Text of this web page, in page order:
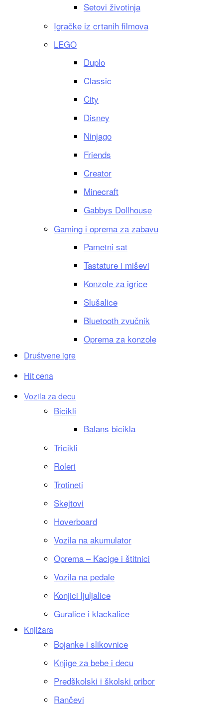
Setovi životinja
Igračke iz crtanih filmova
LEGO
Duplo
Classic
City
Disney
Ninjago
Friends
Creator
Minecraft
Gabbys Dollhouse
Gaming i oprema za zabavu
Pametni sat
Tastature i miševi
Konzole za igrice
Slušalice
Bluetooth zvučnik
Oprema za konzole
Društvene igre
Hit cena
Vozila za decu
Bicikli
Balans bicikla
Tricikli
Roleri
Trotineti
Skejtovi
Hoverboard
Vozila na akumulator
Oprema – Kacige i štitnici
Vozila na pedale
Konjici ljuljalice
Guralice i klackalice
Knjižara
Bojanke i slikovnice
Knjige za bebe i decu
Predškolski i školski pribor
Rančevi